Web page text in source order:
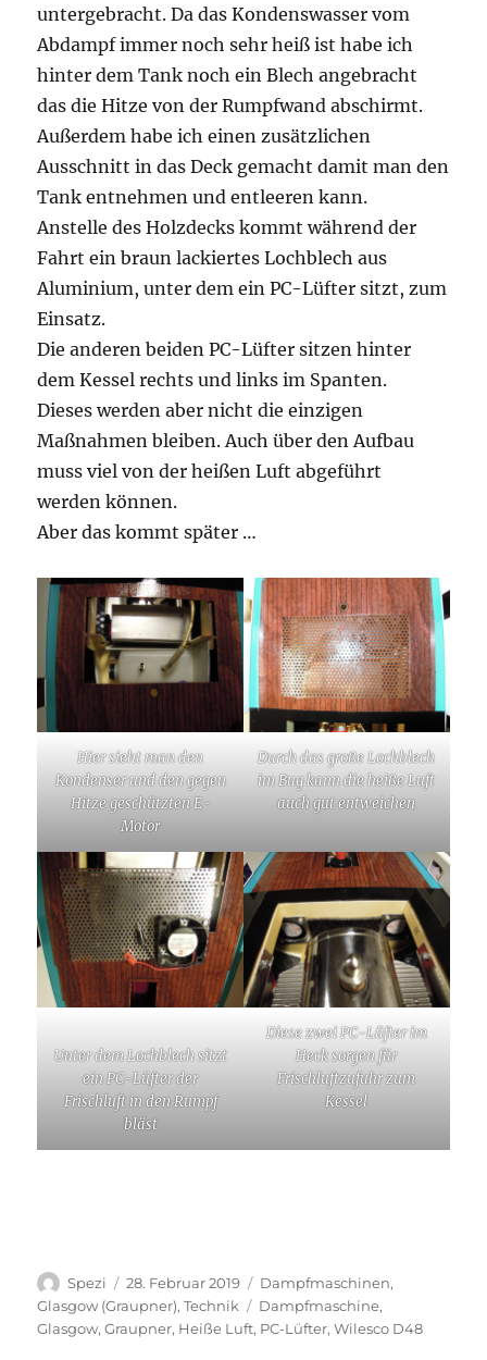
untergebracht. Da das Kondenswasser vom
Abdampf immer noch sehr heiß ist habe ich
hinter dem Tank noch ein Blech angebracht
das die Hitze von der Rumpfwand abschirmt.
Außerdem habe ich einen zusätzlichen
Ausschnitt in das Deck gemacht damit man den
Tank entnehmen und entleeren kann.
Anstelle des Holzdecks kommt während der
Fahrt ein braun lackiertes Lochblech aus
Aluminium, unter dem ein PC-Lüfter sitzt, zum
Einsatz.
Die anderen beiden PC-Lüfter sitzen hinter
dem Kessel rechts und links im Spanten.
Dieses werden aber nicht die einzigen
Maßnahmen bleiben. Auch über den Aufbau
muss viel von der heißen Luft abgeführt
werden können.
Aber das kommt später …
Hier sieht man den
Kondenser und den gegen
Hitze geschützten E-
Motor
Durch das große Lochblech
im Bug kann die heiße Luft
auch gut entweichen
Unter dem Lochblech sitzt
ein PC-Lüfter der
Frischluft in den Rumpf
bläst
Diese zwei PC-Lüfter im
Heck sorgen für
Frischluftzufuhr zum
Kessel
Autor
Spezi
Veröffentlicht
am
28. Februar 2019 Kategorien
Dampfmaschinen,
Glasgow (Graupner),Technik Schlagwörter
Dampfmaschine,
Glasgow,Graupner, Heiße Luft, PC-Lüfter,Wilesco D48